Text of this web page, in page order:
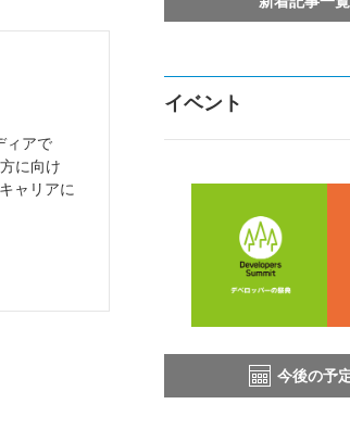
ィアで
に向け
ャリアに
イベント
今後の予